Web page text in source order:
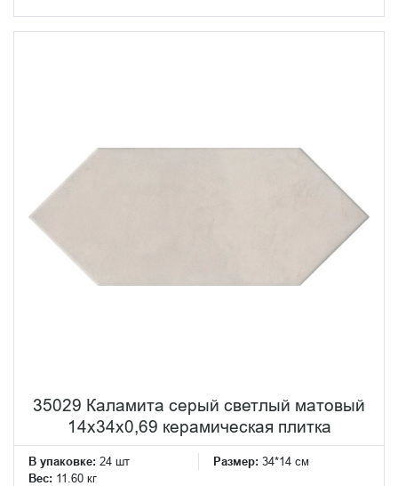
35029 Каламита серый светлый матовый
14x34x0,69 керамическая плитка
В упаковке: 24 шт Размер: 34*14 см
Вес: 11.60 кг